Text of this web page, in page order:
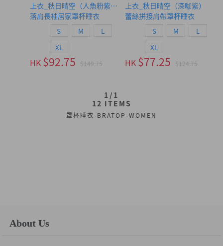
上衣_秋日晴空（人魚粉紫-貓咪日）
落肩長袖居家罩杯睡衣
S M
L
XL
HK $92.75 $149.75
上衣_秋日晴空（深咖紫）
蕾絲拼接肩帶罩杯睡衣
S M
L
XL
HK $77.25 $124.75
1/1
12 ITEMS
罩杯睡衣-BRATOP-WOMEN
About Us